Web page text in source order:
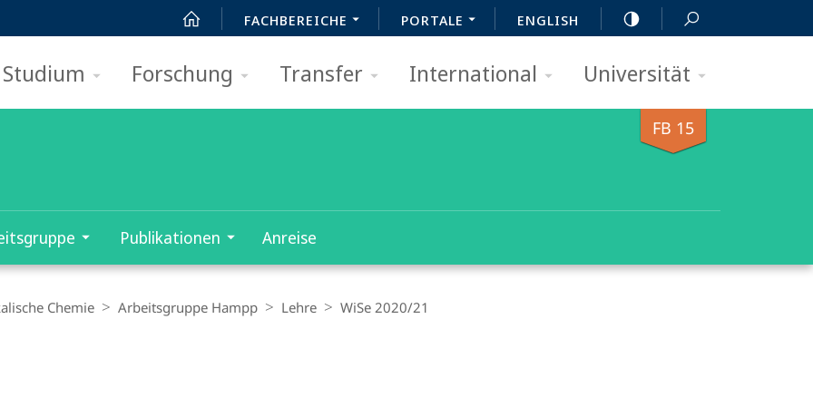
FACHBEREICHE PORTALE ENGLISH
Studium Forschung Transfer International Universität
FB 15
Publikationen Anreise
Chemie Arbeitsgruppe Hampp Lehre WiSe 2020/21